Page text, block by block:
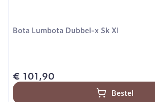
Bota Lumbota Dubbel-x Sk Xl
€ 101,90
Bestel